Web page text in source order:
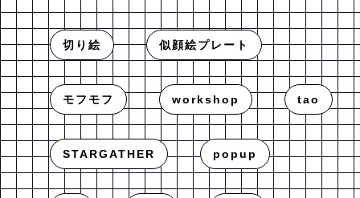
切り絵 似顔絵プレート
モフモフ workshop tao
STARGATHER popup